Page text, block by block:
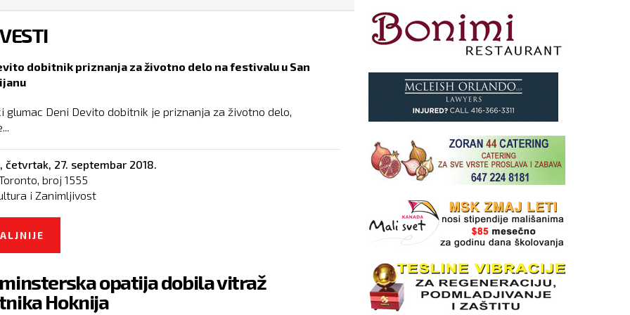
dobitnik priznanja za životno delo na festivalu u San
glumac Deni Devito dobitnik je priznanja za životno delo,
četvrtak, 27. septembar 2018.
broj 1555
i Zanimljivost
opatija dobila vitraž
Hoknija